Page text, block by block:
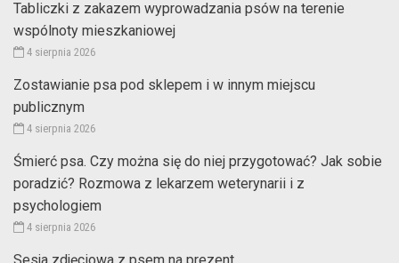
Tabliczki z zakazem wyprowadzania psów na terenie
wspólnoty mieszkaniowej
4 sierpnia 2026
Zostawianie psa pod sklepem i w innym miejscu
publicznym
4 sierpnia 2026
Śmierć psa. Czy można się do niej przygotować? Jak sobie
poradzić? Rozmowa z lekarzem weterynarii i z
psychologiem
4 sierpnia 2026
Sesja zdjęciowa z psem na prezent